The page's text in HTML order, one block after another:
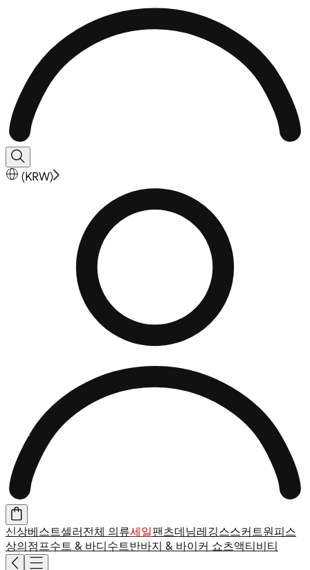
(KRW)
신상베스트셀러 전체 의류세일팬츠데님레깅스스커트원피스
상의 점프수트 & 바디수트반바지 & 바이커 쇼츠액티비티